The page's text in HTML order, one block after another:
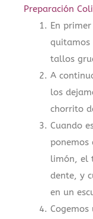
Preparación
En
quitamos
tallos
A
los
chorrito
Cuando
ponemos
limón, el
dente, y
en un